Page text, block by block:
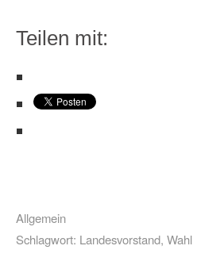
Teilen mit:
Allgemein
Schlagwort: Landesvorstand, Wahl